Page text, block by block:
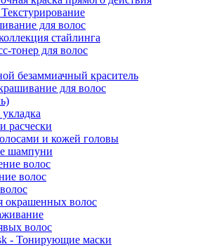
для волос
стайлинга
тонер для волос
безаммиачный краситель
для волос
расчески
и кожей головы
шампуни
волос
волос
окрашенных волос
волос
- Тонирующие маски